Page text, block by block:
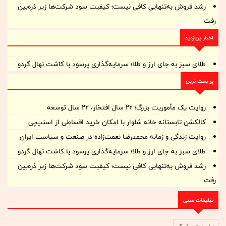
رشد فروش به‌تنهایی کافی نیست؛ کیفیت سود شرکت‌ها زیر ذره‌بین
رفت
اخبار پربازدید
طلای سبز به جای ارز و طلا؛ سرمایه‌گذاری پرسود با کاشت نهال گردو
پر بحث ترین
روایت یک مأموریت بزرگ؛ ۲۲ سال افتخار، ۲۲ سال توسعه
کالکشن تابستانه خانه شلوار با امکان خرید اقساطی از اسنپ‌پی
روایت زندگی و زمانه‌ محمدرضا نعمت‌زاده در صنعت و سیاست ایران
طلای سبز به جای ارز و طلا؛ سرمایه‌گذاری پرسود با کاشت نهال گردو
رشد فروش به‌تنهایی کافی نیست؛ کیفیت سود شرکت‌ها زیر ذره‌بین
رفت
تبلیغات متنی